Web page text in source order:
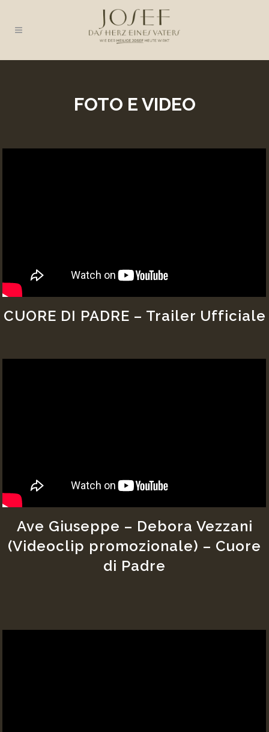
FOTO E VIDEO
CUORE DI PADRE – Trailer Ufficiale
Ave Giuseppe – Debora Vezzani
(Videoclip promozionale) – Cuore
di Padre